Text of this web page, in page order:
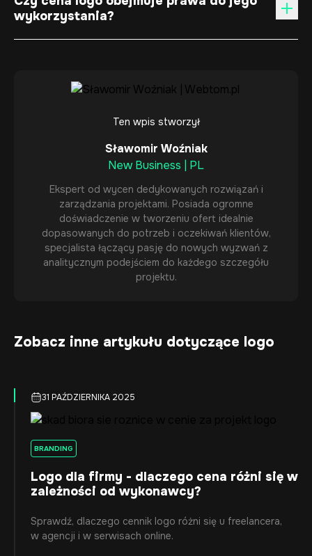
wykorzystania?
Ten wpis stworzył
Sławomir Woźniak
New Business | PL
Ekspert od wycen dedykowanych rozwiązań i
zarządzania projektami. Posiada ogromne
doświadczenie w tworzeniu ofert idealnie
dopasowanych do potrzeb i oczekiwań klientów,
specjalista łączący pasję do nowych wyzwań z
analitycznym podejściem do każdego szczegółu
projektu.
Zobacz inne artykułu dotyczące logo
31 PAŹDZIERNIKA 2025
BRANDING
Logo dla firmy - dlaczego cena różni się w
zależności od wykonawcy?
Sprawdź, dlaczego cennik logo różni się u freelancera,
w agencji i w serwisach online.